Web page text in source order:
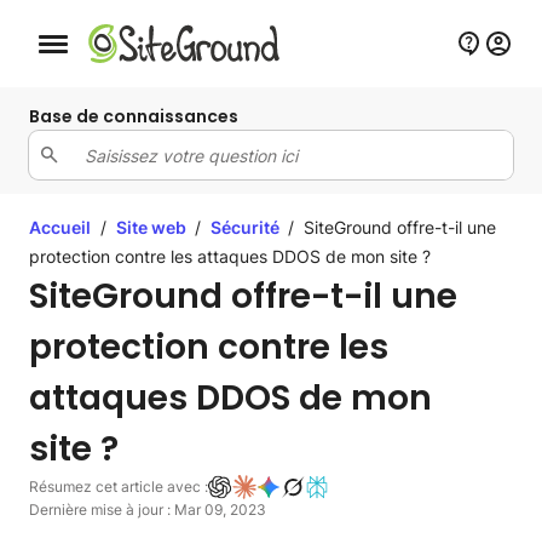
Bouton de navigation mobile
Base de connaissances
Accueil / Site web / Sécurité / SiteGround offre-t-il une
protection contre les attaques DDOS de mon site ?
SiteGround offre-t-il une
protection contre les
attaques DDOS de mon
site ?
Résumez cet article avec :
Dernière mise à jour : Mar 09, 2023